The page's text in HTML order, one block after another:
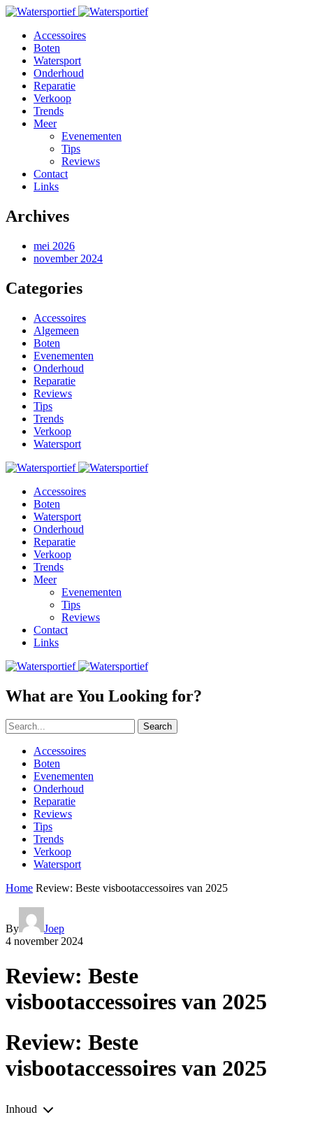
Accessoires
Boten
Watersport
Onderhoud
Reparatie
Verkoop
Trends
Meer
Evenementen
Tips
Reviews
Contact
Links
Archives
mei 2026
november 2024
Categories
Accessoires
Algemeen
Boten
Evenementen
Onderhoud
Reparatie
Reviews
Tips
Trends
Verkoop
Watersport
Accessoires
Boten
Watersport
Onderhoud
Reparatie
Verkoop
Trends
Meer
Evenementen
Tips
Reviews
Contact
Links
What are You Looking for?
Search
Accessoires
Boten
Evenementen
Onderhoud
Reparatie
Reviews
Tips
Trends
Verkoop
Watersport
Home Review: Beste visbootaccessoires van 2025
By
Joep
4 november 2024
Review: Beste
visbootaccessoires van 2025
Review: Beste
visbootaccessoires van 2025
Inhoud